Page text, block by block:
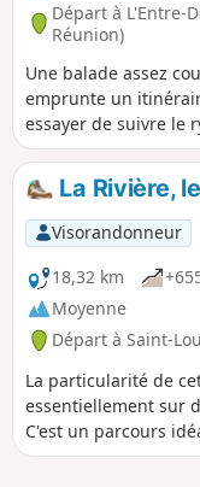
Départ à L'Entre-
Réunion)
Une balade assez
emprunte un
essayer de suivre le
Diagonale des
nature au sein de la
vue, beaucoup de
ravine et la rivière
La Rivière,
Visorandonneur
18,32 km
Moyenne
Départ à Saint-
La particularité de
essentiellement sur
C'est un parcours
ne peuvent pas